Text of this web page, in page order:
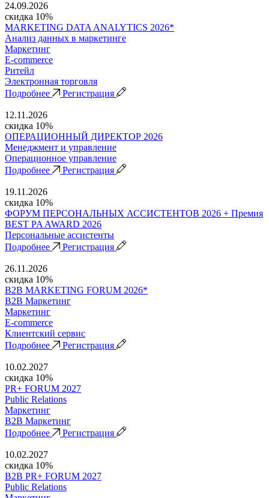
24.09.2026
скидка 10%
MARKETING DATA ANALYTICS 2026*
Анализ данных в маркетинге
Маркетинг
E-commerce
Ритейл
Электронная торговля
Подробнее
Регистрация
12.11.2026
скидка 10%
ОПЕРАЦИОННЫЙ ДИРЕКТОР 2026
Менеджмент и управление
Операционное управление
Подробнее
Регистрация
19.11.2026
скидка 10%
ФОРУМ ПЕРСОНАЛЬНЫХ АССИСТЕНТОВ 2026 + Премия
BEST PA AWARD 2026
Персональные ассистенты
Подробнее
Регистрация
26.11.2026
скидка 10%
B2B MARKETING FORUM 2026*
B2B Маркетинг
Маркетинг
E-commerce
Клиентский сервис
Подробнее
Регистрация
10.02.2027
скидка 10%
PR+ FORUM 2027
Public Relations
Маркетинг
B2B Маркетинг
Подробнее
Регистрация
10.02.2027
скидка 10%
B2B PR+ FORUM 2027
Public Relations